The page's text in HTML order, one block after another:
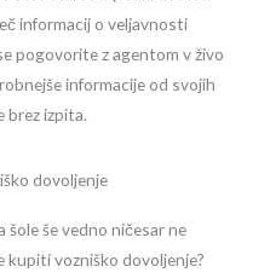
informacij o veljavnosti
pogovorite z agentom v živo
informacije od svojih
brez izpita.
dovoljenje
šole še vedno ničesar ne
kupiti vozniško dovoljenje?